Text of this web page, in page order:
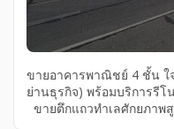
ขายอาคารพาณิชย์ 4 ชั้น ใ
ย่านธุรกิจ) พร้อมบริการรี
ขายตึกแถวทำเลศักยภาพ